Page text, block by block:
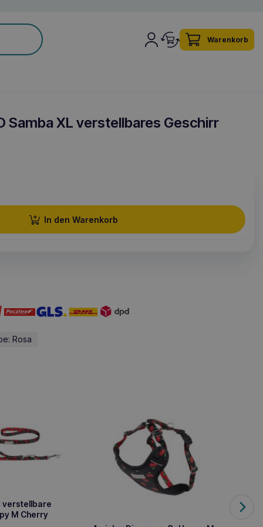
Warenkorb
Samba XL verstellbares Geschirr
In den Warenkorb
Rosa
verstellbare
M Cherry